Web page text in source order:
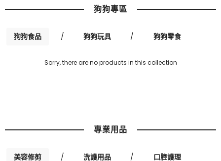
狗狗專區
狗狗食品 / 狗狗玩具 / 狗狗零食
Sorry, there are no products in this collection
專業用品
美容修剪 / 洗護用品 / 口腔護理